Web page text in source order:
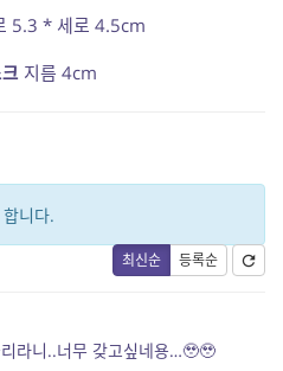
5.3 * 세로 4.5cm
지름 4cm
니다.
최신순 등록순
라니..너무 갖고싶네용…🥹🥹